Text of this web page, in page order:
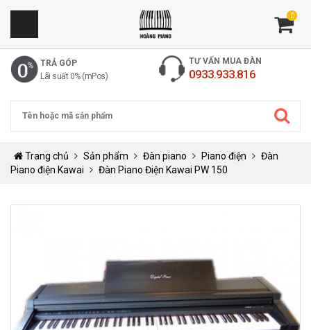
0
TRẢ GÓP
Lãi suất 0% (mPos)
TƯ VẤN MUA ĐÀN
0933.933.816
Trang chủ Sản phẩm Đàn piano Piano điện
Đàn
Piano điện Kawai
Đàn Piano Điện Kawai PW 150